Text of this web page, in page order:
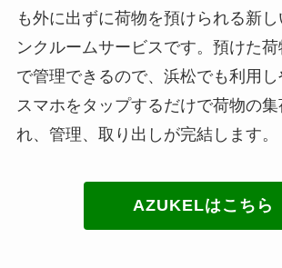
も外に出ずに荷物を預けられる新
ンクルームサービスです。預けた
で管理できるので、浜松でも利用し
スマホをタップするだけで荷物の集
れ、管理、取り出しが完結します。
AZUKELはこちら